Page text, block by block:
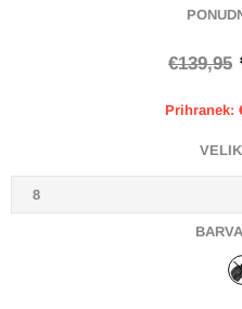
€139,95
Prihranek: